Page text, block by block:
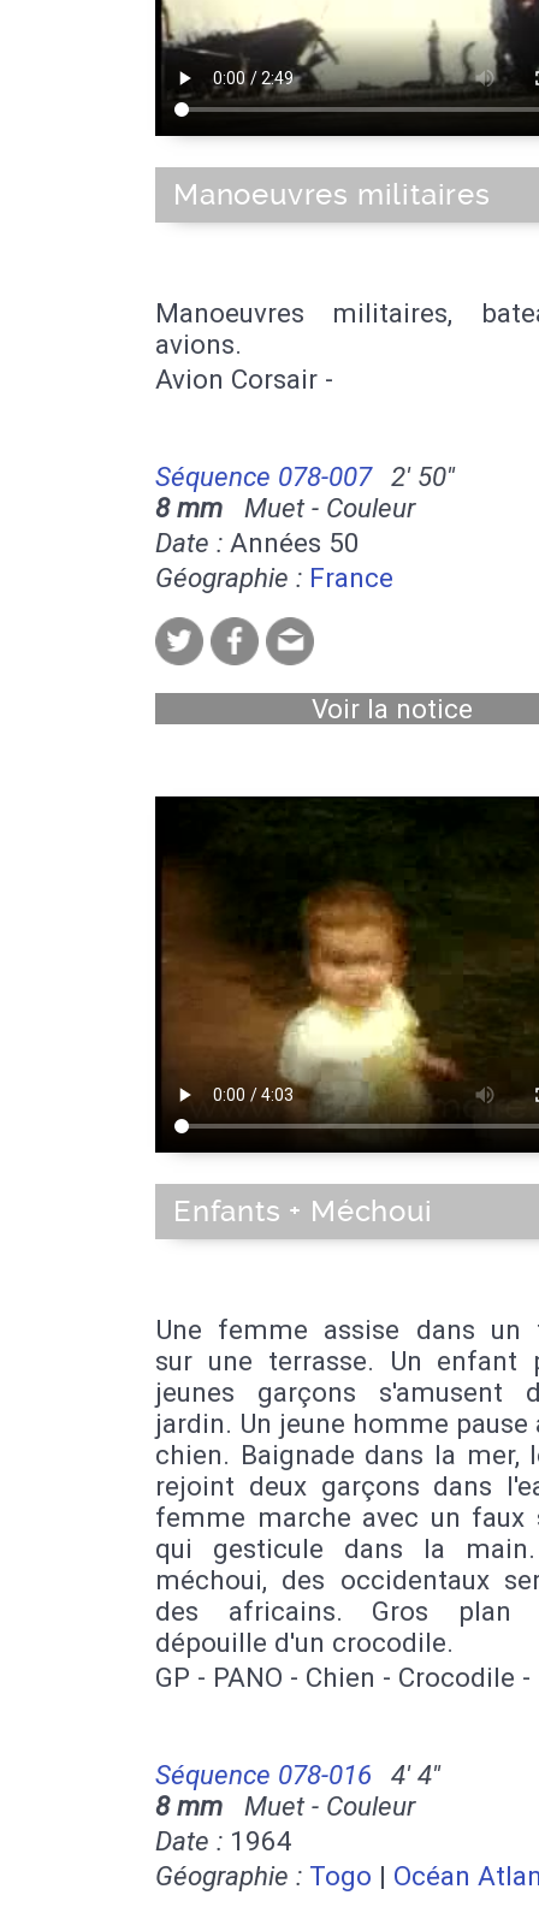
Manoeuvres militaires
Manoeuvres militaires,
avions.
Avion Corsair -
Séquence 078-007
2' 50''
8 mm Muet - Couleur
Date : Années 50
Géographie : France
Voir la notice
Enfants + Méchoui
Une femme assise dans un
sur une terrasse. Un enfant
jeunes garçons s'amusent
jardin. Un jeune homme pause
chien. Baignade dans la mer,
rejoint deux garçons dans
femme marche avec un faux
qui gesticule dans la
méchoui, des occidentaux
des africains. Gros
dépouille d'un crocodile.
GP - PANO - Chien - Crocodile -
Séquence 078-016
4' 4''
8 mm Muet - Couleur
Date : 1964
Géographie : Togo | Océan